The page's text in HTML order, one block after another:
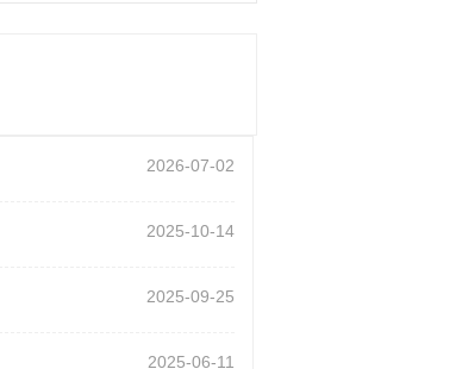
2026-07-02
2025-10-14
2025-09-25
2025-06-11